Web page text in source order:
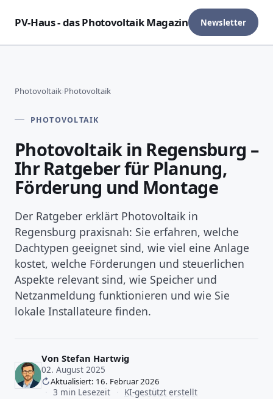
PV-Haus - das Photovoltaik Magazin Newsletter
Photovoltaik›Photovoltaik
PHOTOVOLTAIK
Photovoltaik in Regensburg –
Ihr Ratgeber für Planung,
Förderung und Montage
Der Ratgeber erklärt Photovoltaik in
Regensburg praxisnah: Sie erfahren, welche
Dachtypen geeignet sind, wie viel eine Anlage
kostet, welche Förderungen und steuerlichen
Aspekte relevant sind, wie Speicher und
Netzanmeldung funktionieren und wie Sie
lokale Installateure finden.
Von Stefan Hartwig
02. August 2025
Aktualisiert: 16. Februar 2026
3 min Lesezeit KI-gestützt erstellt